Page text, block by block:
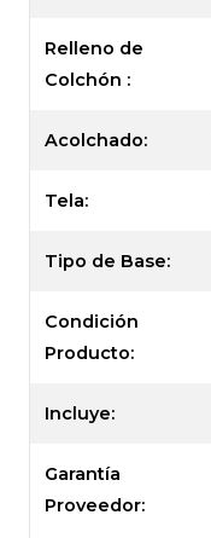
Relleno de
Colchón :
Acolchado:
Tela:
Tipo de Base:
Condición
Producto:
Incluye:
Garantía
Proveedor: